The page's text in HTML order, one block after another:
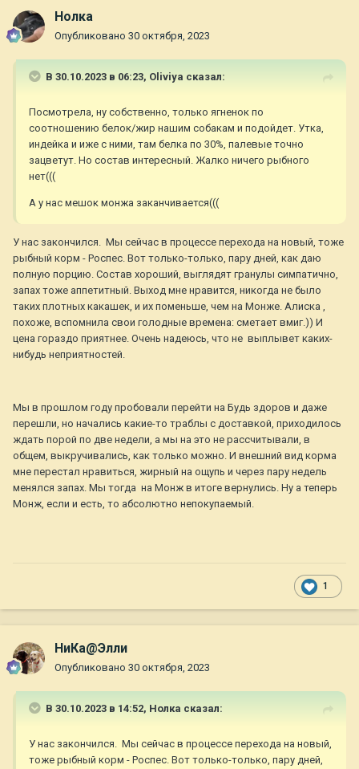
Нолка
Опубликовано 30 октября, 2023
В 30.10.2023 в 06:23, Oliviya сказал:
Посмотрела, ну собственно, только ягненок по
соотношению белок/жир нашим собакам и подойдет. Утка,
индейка и иже с ними, там белка по 30%, палевые точно
зацветут. Но состав интересный. Жалко ничего рыбного
нет(((
А у нас мешок монжа заканчивается(((
У нас закончился. Мы сейчас в процессе перехода на новый, тоже
рыбный корм - Роспес. Вот только-только, пару дней, как даю
полную порцию. Состав хороший, выглядят гранулы симпатично,
запах тоже аппетитный. Выход мне нравится, никогда не было
таких плотных какашек, и их поменьше, чем на Монже. Алиска ,
похоже, вспомнила свои голодные времена: сметает вмиг.)) И
цена гораздо приятнее. Очень надеюсь, что не выплывет каких-
нибудь неприятностей.
Мы в прошлом году пробовали перейти на Будь здоров и даже
перешли, но начались какие-то траблы с доставкой, приходилось
ждать порой по две недели, а мы на это не рассчитывали, в
общем, выкручивались, как только можно. И внешний вид корма
мне перестал нравиться, жирный на ощупь и через пару недель
менялся запах. Мы тогда на Монж в итоге вернулись. Ну а теперь
Монж, если и есть, то абсолютно непокупаемый.
1
НиКа@Элли
Опубликовано 30 октября, 2023
В 30.10.2023 в 14:52, Нолка сказал:
У нас закончился. Мы сейчас в процессе перехода на новый,
тоже рыбный корм - Роспес. Вот только-только, пару дней,